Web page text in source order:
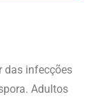
das infecções
Adultos